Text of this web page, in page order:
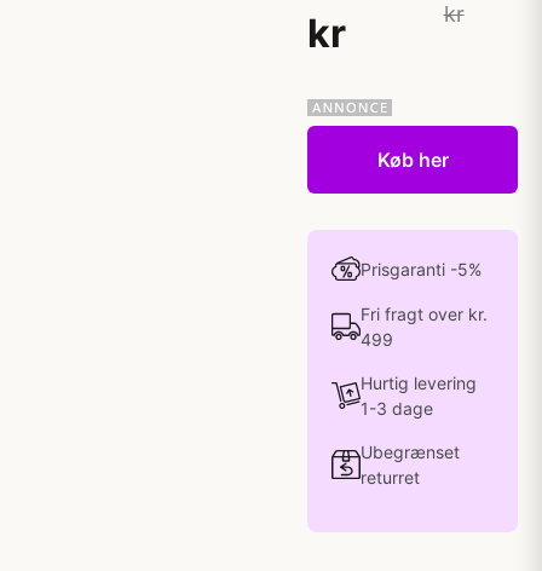
kr
kr
Køb her
Prisgaranti -5%
Fri fragt over kr.
499
Hurtig levering
1-3 dage
Ubegrænset
returret